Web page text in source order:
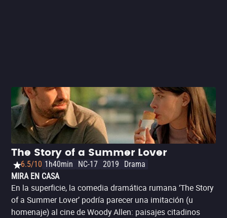
The Story of a Summer Lover
6.5/10 1h40min NC-17 2019
Drama
MIRA EN CASA
En la superficie, la comedia dramática rumana ‘The Story
of a Summer Lover’ podría parecer una imitación (u
homenaje) al cine de Woody Allen: paisajes citadinos